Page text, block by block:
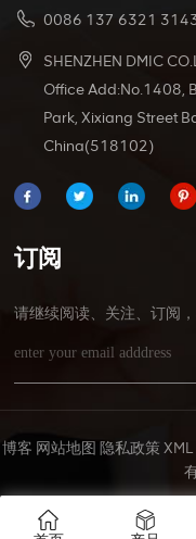
0086 137 6321
SHENZHEN DMIC
Office Add:No.1408,
Park, Xixiang Street
China(518102)
订阅
请继续阅读、关注、订阅
博客 网站地图 隐私政策 XML